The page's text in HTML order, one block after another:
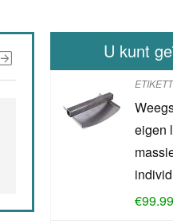
U kunt
eigen
€99.99